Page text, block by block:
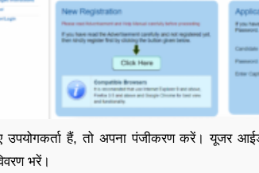
हैं, तो अपना पंजीकरण करें। यूजर
भरें।